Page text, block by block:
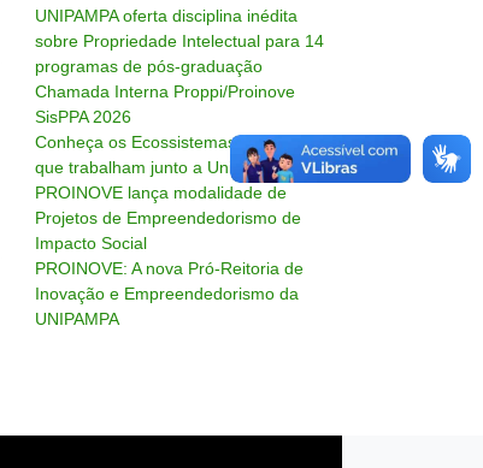
UNIPAMPA oferta disciplina inédita
sobre Propriedade Intelectual para 14
programas de pós-graduação
Chamada Interna Proppi/Proinove
SisPPA 2026
Conheça os Ecossistemas de Inovação
que trabalham junto a Unipampa
PROINOVE lança modalidade de
Projetos de Empreendedorismo de
Impacto Social
PROINOVE: A nova Pró-Reitoria de
Inovação e Empreendedorismo da
UNIPAMPA